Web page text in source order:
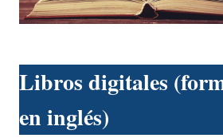
Libros digitales
en inglés)